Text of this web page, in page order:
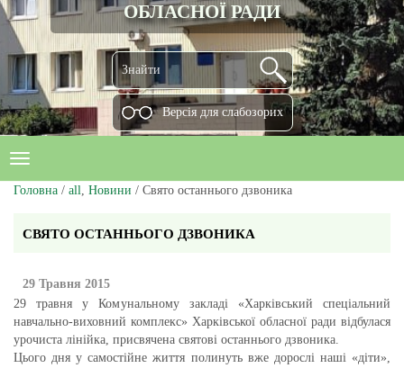
ОБЛАСНОЇ РАДИ
Версiя для слабозорих
Головна / all, Новини / Свято останнього дзвоника
СВЯТО ОСТАННЬОГО ДЗВОНИКА
29 Травня 2015
29 травня у Комунальному закладі «Харківський спеціальний
навчально-виховний комплекс» Харківської обласної ради відбулася
урочиста лінійка, присвячена святові останнього дзвоника.
Цього дня у самостійне життя полинуть вже дорослі наші «діти»,